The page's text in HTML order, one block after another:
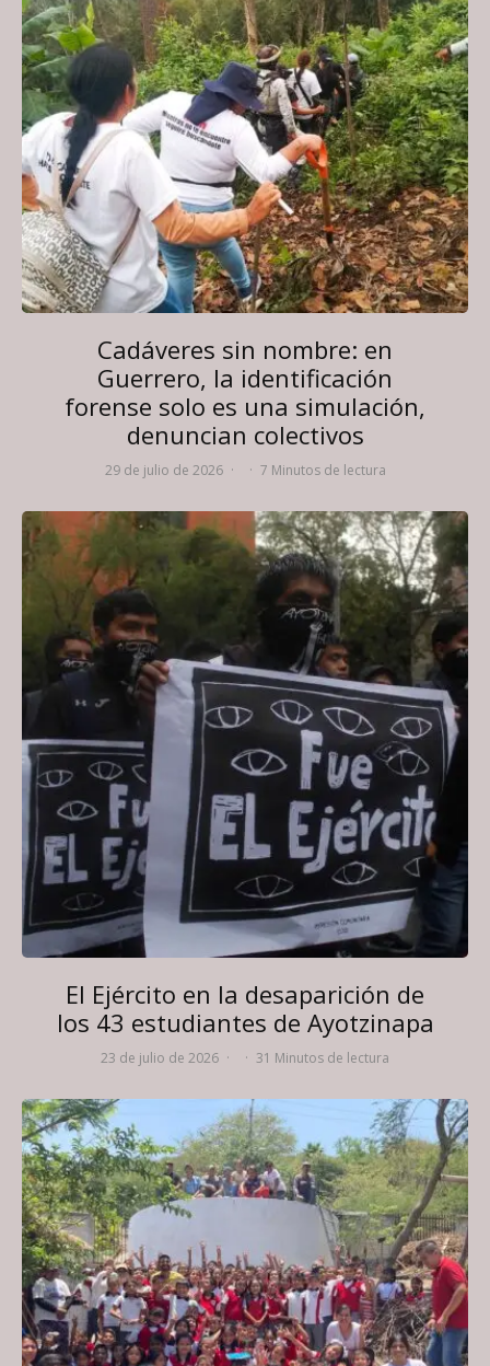
Cadáveres sin nombre: en
Guerrero, la identificación
forense solo es una simulación,
denuncian colectivos
29 de julio de 2026 · · 7 Minutos de lectura
El Ejército en la desaparición de
los 43 estudiantes de Ayotzinapa
23 de julio de 2026 · · 31 Minutos de lectura